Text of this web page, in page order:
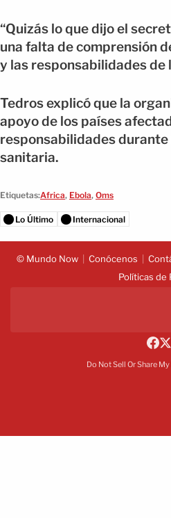
“Quizás lo que dijo el
una falta de comprensión
y las responsabilidades de
Tedros explicó que la
apoyo de los países
responsabilidades durante
sanitaria.
Etiquetas:Africa, Ebola, Oms
Lo Último Internacional
© Mundo Now Conócenos
Políticas de
Do Not Sell Or Share